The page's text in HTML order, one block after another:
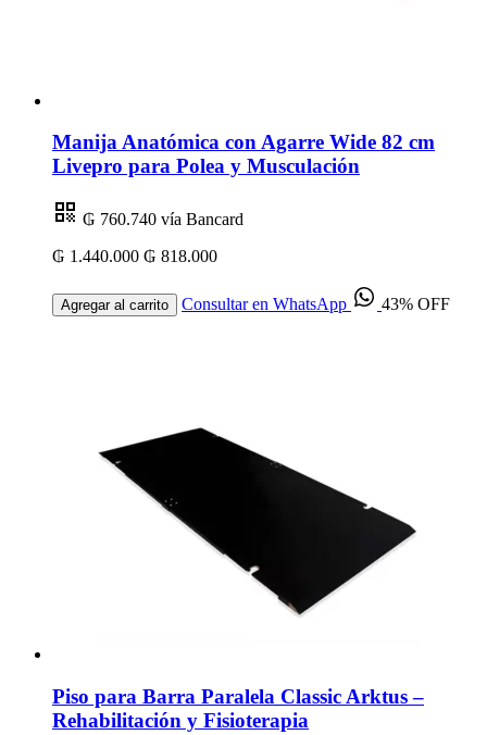
Manija Anatómica con Agarre Wide 82 cm
Livepro para Polea y Musculación
₲ 760.740 vía Bancard
₲ 1.440.000 ₲ 818.000
Agregar al carrito Consultar en WhatsApp 43% OFF
Piso para Barra Paralela Classic Arktus –
Rehabilitación y Fisioterapia